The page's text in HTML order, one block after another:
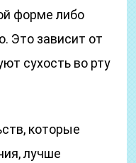
форме либо
Это зависит от
сухость во рту
которые
лучше